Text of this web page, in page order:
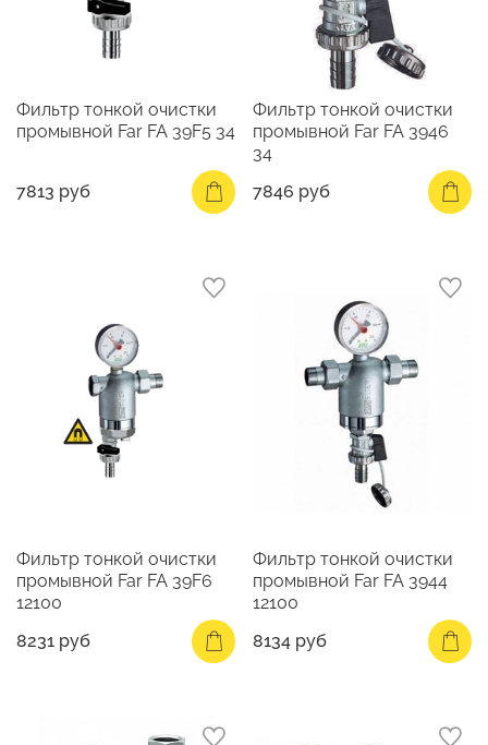
Фильтр тонкой очистки
промывной Far FA 39F5 34
7813 руб
Фильтр тонкой очистки
промывной Far FA 3946
34
7846 руб
Фильтр тонкой очистки
промывной Far FA 39F6
12100
8231 руб
Фильтр тонкой очистки
промывной Far FA 3944
12100
8134 руб